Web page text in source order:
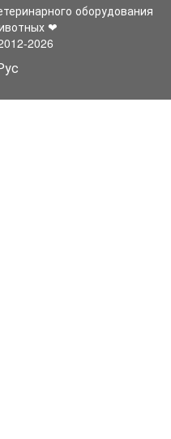
оборудования
❤
2026